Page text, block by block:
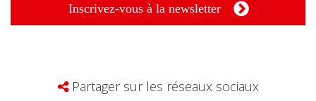
Inscrivez-vous à la newsletter
Partager sur les réseaux sociaux